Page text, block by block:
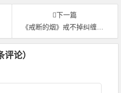
下一篇
《戒断的烟》戒不掉纠缠，像一个谎言-本站原创-附歌词
评论）